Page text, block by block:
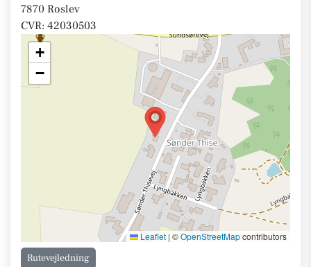
7870 Roslev
CVR: 42030503
+
−
Leaflet | ©OpenStreetMapcontributors
Rutevejledning